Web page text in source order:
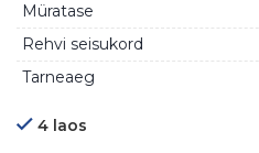
Müratase
Rehvi seisukord
Tarneaeg
4 laos